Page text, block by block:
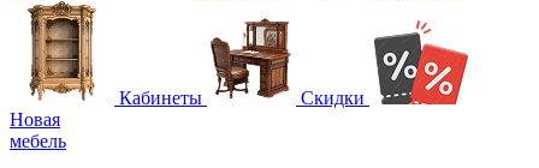
Кабинеты
Скидки
Новая
мебель